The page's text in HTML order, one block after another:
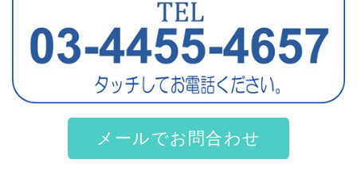
メールでお問合わせ